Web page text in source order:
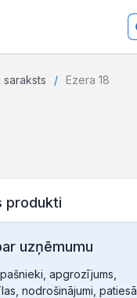
saraksts Ezera 18
produkti
uzņēmumu
apgrozījums,
nodrošinājumi, patiesā